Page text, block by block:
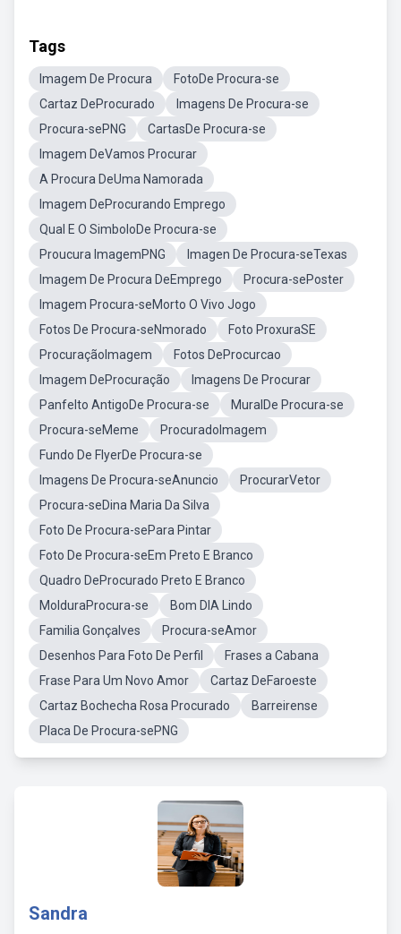
Tags
Imagem De Procura
FotoDe Procura-se
Cartaz DeProcurado
Imagens De Procura-se
Procura-sePNG
CartasDe Procura-se
Imagem DeVamos Procurar
A Procura DeUma Namorada
Imagem DeProcurando Emprego
Qual E O SimboloDe Procura-se
Proucura ImagemPNG
Imagen De Procura-seTexas
Imagem De Procura DeEmprego
Procura-sePoster
Imagem Procura-seMorto O Vivo Jogo
Fotos De Procura-seNmorado
Foto ProxuraSE
ProcuraçãoImagem
Fotos DeProcurcao
Imagem DeProcuração
Imagens De Procurar
Panfelto AntigoDe Procura-se
MuralDe Procura-se
Procura-seMeme
ProcuradoImagem
Fundo De FlyerDe Procura-se
Imagens De Procura-seAnuncio
ProcurarVetor
Procura-seDina Maria Da Silva
Foto De Procura-sePara Pintar
Foto De Procura-seEm Preto E Branco
Quadro DeProcurado Preto E Branco
MolduraProcura-se
Bom DIA Lindo
Familia Gonçalves
Procura-seAmor
Desenhos Para Foto De Perfil
Frases a Cabana
Frase Para Um Novo Amor
Cartaz DeFaroeste
Cartaz Bochecha Rosa Procurado
Barreirense
Placa De Procura-sePNG
Sandra